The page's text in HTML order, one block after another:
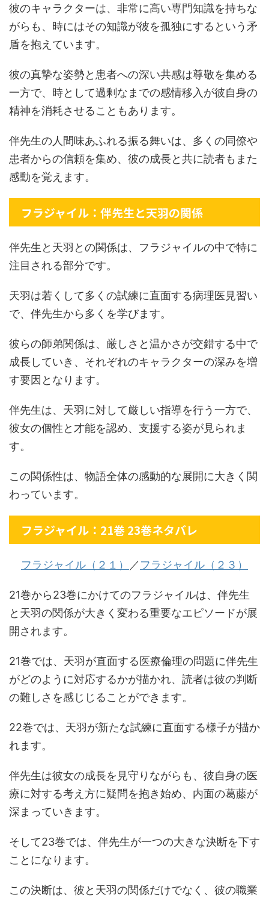
彼のキャラクターは、非常に高い専門知識を持ちな
がらも、時にはその知識が彼を孤独にするという矛
盾を抱えています。
彼の真摯な姿勢と患者への深い共感は尊敬を集める
一方で、時として過剰なまでの感情移入が彼自身の
精神を消耗させることもあります。
伴先生の人間味あふれる振る舞いは、多くの同僚や
患者からの信頼を集め、彼の成長と共に読者もまた
感動を覚えます。
フラジャイル：伴先生と天羽の関係
伴先生と天羽との関係は、フラジャイルの中で特に
注目される部分です。
天羽は若くして多くの試練に直面する病理医見習い
で、伴先生から多くを学びます。
彼らの師弟関係は、厳しさと温かさが交錯する中で
成長していき、それぞれのキャラクターの深みを増
す要因となります。
伴先生は、天羽に対して厳しい指導を行う一方で、
彼女の個性と才能を認め、支援する姿が見られま
す。
この関係性は、物語全体の感動的な展開に大きく関
わっています。
フラジャイル：21巻 23巻ネタバレ
フラジャイル（２１） ／ フラジャイル（２３）
21巻から23巻にかけてのフラジャイルは、伴先生
と天羽の関係が大きく変わる重要なエピソードが展
開されます。
21巻では、天羽が直面する医療倫理の問題に伴先生
がどのように対応するかが描かれ、読者は彼の判断
の難しさを感じじることができます。
22巻では、天羽が新たな試練に直面する様子が描か
れます。
伴先生は彼女の成長を見守りながらも、彼自身の医
療に対する考え方に疑問を抱き始め、内面の葛藤が
深まっていきます。
そして23巻では、伴先生が一つの大きな決断を下す
ことになります。
この決断は、彼と天羽の関係だけでなく、彼の職業